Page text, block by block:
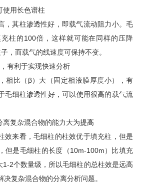
用长色谱柱
其柱渗透性好，即载气流动阻力小。毛
柱的100倍，这样就可能在同样的压降
，而载气的线速度可保持不变。
利于实现快速分析
比（β）大（固定相液膜厚度小），有
毛细柱渗透性好，可以使用很高的载气流
复杂混合物的能力大为提高
来看，毛细柱的柱效优于填充柱，但是
但是毛细柱的长度（10m-100m）比填充
2个数量级，所以毛细柱的总柱效是远高
复杂混合物的分离分析问题。